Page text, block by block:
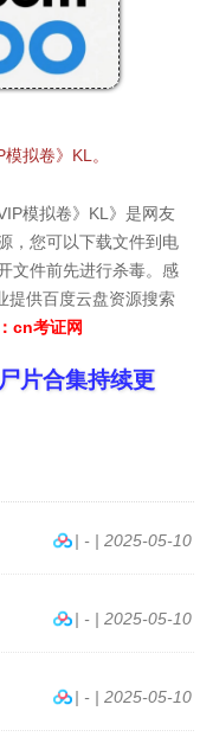
拟卷》KL。
模拟卷》KL》是网友
，您可以下载文件到电
文件前先进行杀毒。感
提供百度云盘资源搜索
cn考证网
片合集持续更
| - | 2025-05-10
| - | 2025-05-10
| - | 2025-05-10